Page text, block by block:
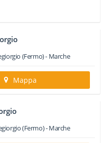
(Fermo) - Marche
Mappa
(Fermo) -Marche